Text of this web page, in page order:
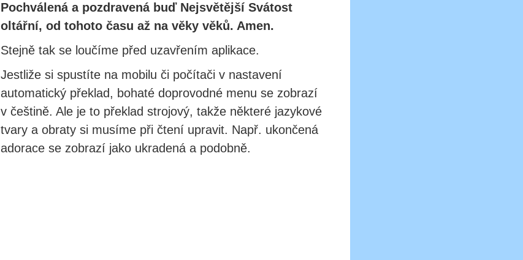
Pochválená a pozdravená buď Nejsvětější Svátost
oltářní, od tohoto času až na věky věků. Amen.
Stejně tak se loučíme před uzavřením aplikace.
Jestliže si spustíte na mobilu či počítači v nastavení
automatický překlad, bohaté doprovodné menu se zobrazí
v češtině. Ale je to překlad strojový, takže některé jazykové
tvary a obraty si musíme při čtení upravit. Např. ukončená
adorace se zobrazí jako ukradená a podobně.